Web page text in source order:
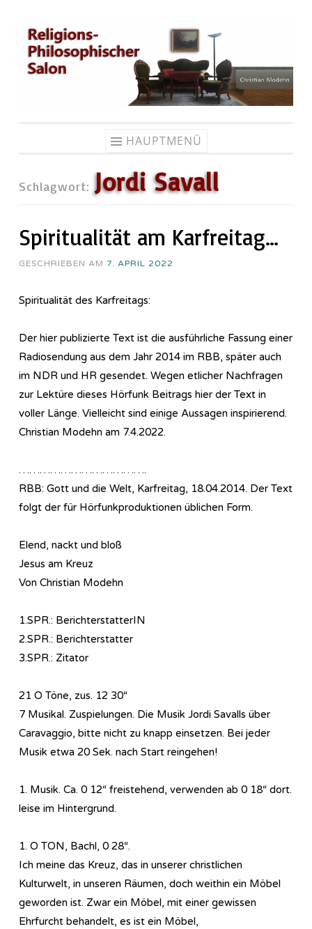
Zum
Inhalt
springen
HAUPTMENÜ
Schlagwort: Jordi Savall
Spiritualität am Karfreitag…
GESCHRIEBEN AM 7. APRIL 2022
Spiritualität des Karfreitags:
Der hier publizierte Text ist die ausführliche Fassung einer
Ra­dio­sen­dung aus dem Jahr 2014 im RBB, später auch
im NDR und HR gesendet. Wegen etlicher Nachfragen
zur Lektüre dieses Hörfunk Beitrags hier der Text in
voller Länge. Vielleicht sind einige Aussagen inspirierend.
Christian Modehn am 7.4.2022.
……………………………….
RBB: Gott und die Welt, Karfreitag, 18.04.2014. Der Text
folgt der für Hörfunkproduktionen üblichen Form.
Elend, nackt und bloß
Jesus am Kreuz
Von Christian Modehn
1.SPR.: BerichterstatterIN
2.SPR.: Berichterstatter
3.SPR.: Zitator
21 O Töne, zus. 12 30“
7 Musikal. Zuspielungen. Die Musik Jordi Savalls über
Caravaggio, bitte nicht zu knapp einsetzen. Bei jeder
Musik etwa 20 Sek. nach Start reingehen!
1. Musik. Ca. 0 12“ freistehend, verwenden ab 0 18“ dort.
leise im Hintergrund.
1. O TON, Bachl, 0 28“.
Ich meine das Kreuz, das in unserer christlichen
Kulturwelt, in unseren Räumen, doch weithin ein Möbel
geworden ist. Zwar ein Möbel, mit einer gewissen
Ehrfurcht behandelt, es ist ein Möbel,